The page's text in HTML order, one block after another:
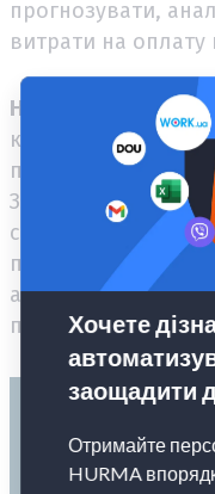
прогнозувати,
витрати на оплату
HURMA System
комплекс
процесів,
Завдяки
системами та
працівників, ви
адміністрування
прозорість усіх